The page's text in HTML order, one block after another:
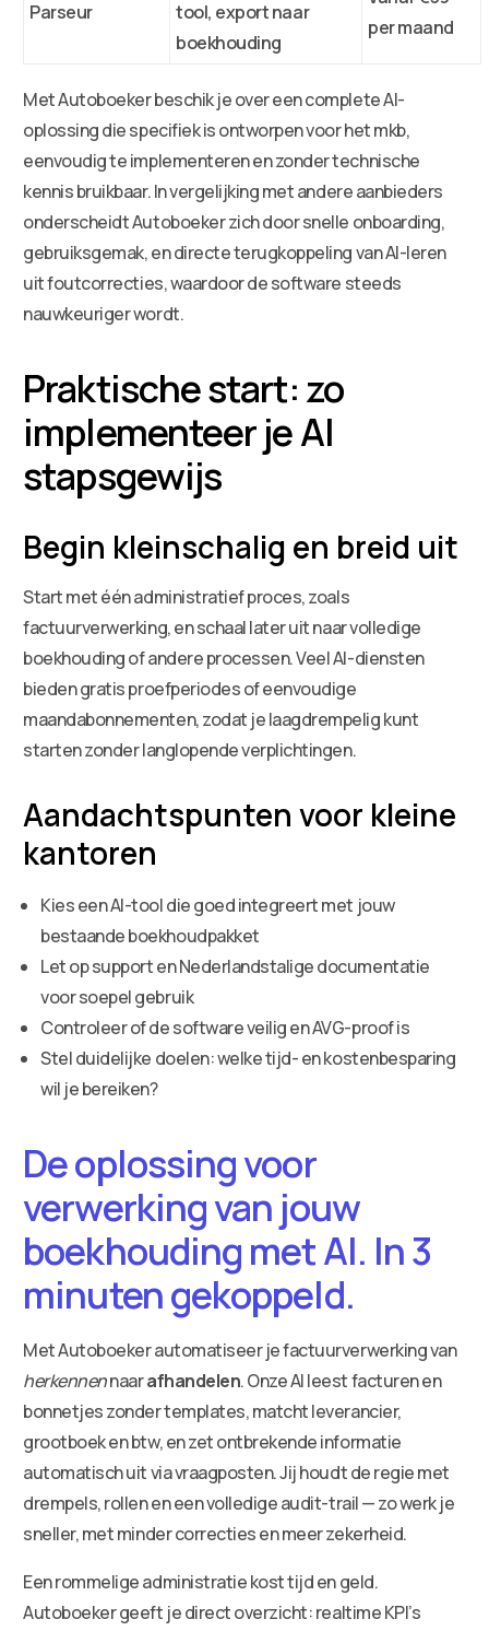
Parseur
tool, export naar
boekhouding
per maand
Met Autoboeker beschik je over een complete AI-
oplossing die specifiek is ontworpen voor het mkb,
eenvoudig te implementeren en zonder technische
kennis bruikbaar. In vergelijking met andere aanbieders
onderscheidt Autoboeker zich door snelle onboarding,
gebruiksgemak, en directe terugkoppeling van AI-leren
uit foutcorrecties, waardoor de software steeds
nauwkeuriger wordt.
Praktische start: zo
implementeer je AI
stapsgewijs
Begin kleinschalig en breid uit
Start met één administratief proces, zoals
factuurverwerking, en schaal later uit naar volledige
boekhouding of andere processen. Veel AI-diensten
bieden gratis proefperiodes of eenvoudige
maandabonnementen, zodat je laagdrempelig kunt
starten zonder langlopende verplichtingen.
Aandachtspunten voor kleine
kantoren
Kies een AI-tool die goed integreert met jouw
bestaande boekhoudpakket
Let op support en Nederlandstalige documentatie
voor soepel gebruik
Controleer of de software veilig en AVG-proof is
Stel duidelijke doelen: welke tijd- en kostenbesparing
wil je bereiken?
De oplossing voor
verwerking van jouw
boekhouding met AI. In 3
minuten gekoppeld.
Met Autoboeker automatiseer je factuurverwerking van
herkennennaarafhandelen. Onze AI leest facturen en
bonnetjes zonder templates, matcht leverancier,
grootboek en btw, en zet ontbrekende informatie
automatisch uit via vraagposten. Jij houdt de regie met
drempels, rollen en een volledige audit-trail — zo werk je
sneller, met minder correcties en meer zekerheid.
Een rommelige administratie kost tijd en geld.
Autoboeker geeft je direct overzicht: realtime KPI’s